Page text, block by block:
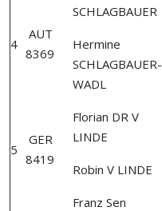
4
AUT
8369
SCHLAGBAUER
Hermine
SCHLAGBAUER-
WADL
5
GER
8419
Florian DR V
LINDE
Robin V LINDE
Franz Sen